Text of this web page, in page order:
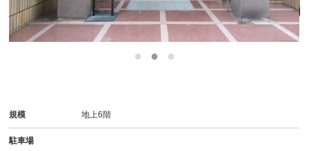
規模 地上6階
駐車場